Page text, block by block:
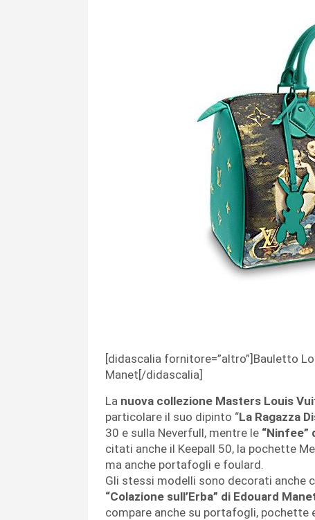
[didascalia fornitore=”altro”]Bauletto
Manet[/didascalia]
La nuova collezione Masters Louis
particolare il suo dipinto “La Ragazza
30 e sulla Neverfull, mentre le “Ninfee”
citati anche il Keepall 50, la pochette
ma anche portafogli e foulard.
Gli stessi modelli sono decorati anche
“Colazione sull’Erba” di Edouard
compare anche su portafogli, pochette